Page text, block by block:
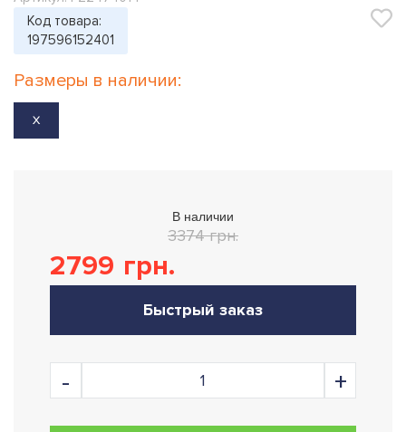
Код товара:
197596152401
Размеры в наличии:
X
В наличии
3374 грн.
2799 грн.
Быстрый заказ